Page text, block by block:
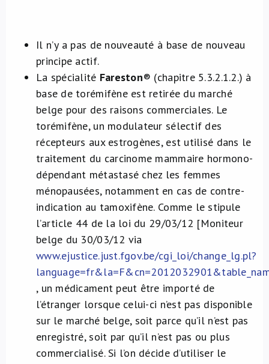
Il n’y a pas de nouveauté à base de nouveau
principe actif.
La spécialité Fareston® (chapitre 5.3.2.1.2.) à
base de torémifène est retirée du marché
belge pour des raisons commerciales. Le
torémifène, un modulateur sélectif des
récepteurs aux estrogènes, est utilisé dans le
traitement du carcinome mammaire hormono-
dépendant métastasé chez les femmes
ménopausées, notamment en cas de contre-
indication au tamoxifène. Comme le stipule
l’article 44 de la loi du 29/03/12 [Moniteur
belge du 30/03/12 via
www.ejustice.just.fgov.be/cgi_loi/change_lg.pl?
, un médicament peut être importé de
l’étranger lorsque celui-ci n’est pas disponible
sur le marché belge, soit parce qu’il n’est pas
enregistré, soit par qu’il n’est pas ou plus
commercialisé. Si l’on décide d’utiliser le